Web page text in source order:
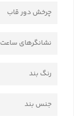
چرخش دور قاب
نشانگرهای ساعت
رنگ بند
جنس بند